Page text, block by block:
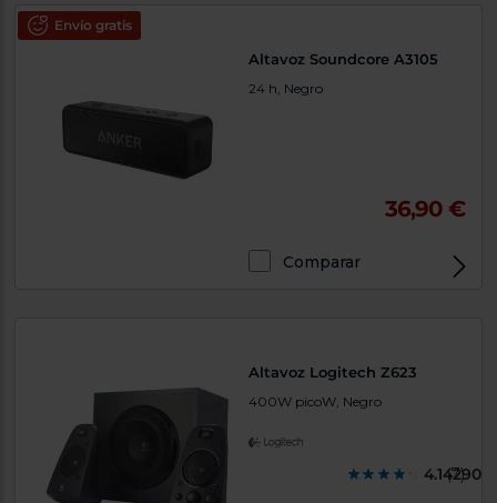
Envío gratis
Altavoz Soundcore A3105
24 h, Negro
36,90 €
Comparar
Altavoz Logitech Z623
400W picoW, Negro
(7)